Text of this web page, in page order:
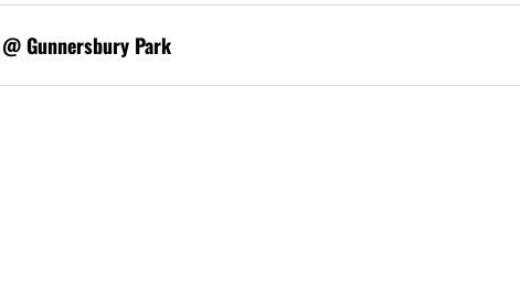
Gunnersbury Park